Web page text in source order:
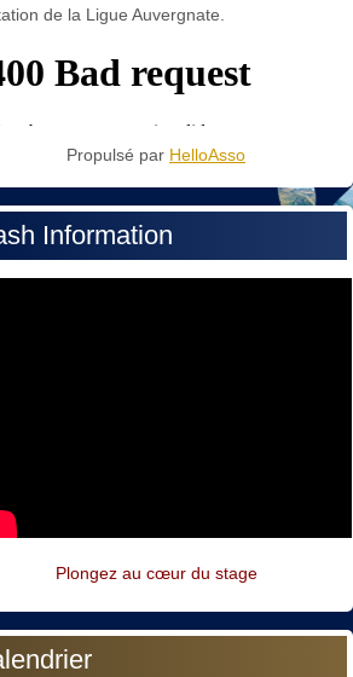
de la Ligue Auvergnate.
Propulsé par HelloAsso
Information
Plongez au cœur du stage